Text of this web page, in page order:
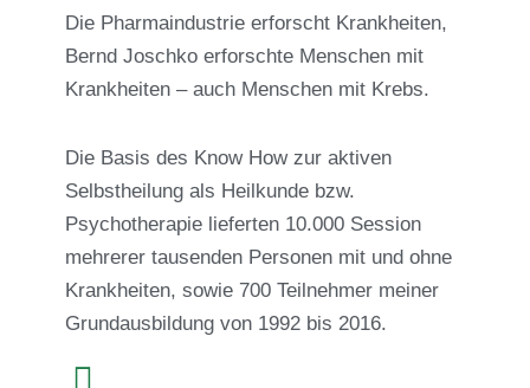
Die Pharmaindustrie erforscht Krankheiten,
Bernd Joschko erforschte Menschen mit
Krankheiten – auch Menschen mit Krebs.
Die Basis des Know How zur aktiven
Selbstheilung als Heilkunde bzw.
Psychotherapie lieferten 10.000 Session
mehrerer tausenden Personen mit und ohne
Krankheiten, sowie 700 Teilnehmer meiner
Grundausbildung von 1992 bis 2016.